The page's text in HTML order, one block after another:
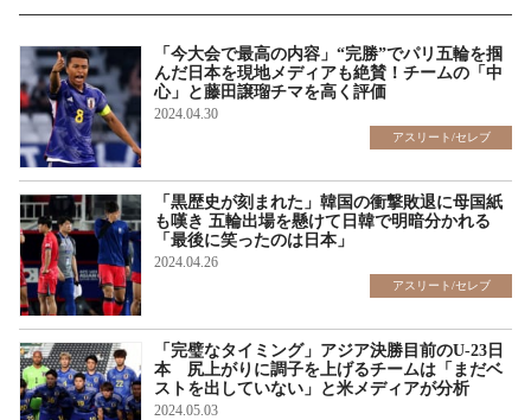
「今大会で最高の内容」“完勝”でパリ五輪を掴
んだ日本を現地メディアも絶賛！チームの「中
心」と藤田譲瑠チマを高く評価
2024.04.30
アスリート/セレブ
「黒歴史が刻まれた」韓国の衝撃敗退に母国紙
も嘆き 五輪出場を懸けて日韓で明暗分かれる
「最後に笑ったのは日本」
2024.04.26
アスリート/セレブ
「完璧なタイミング」アジア決勝目前のU-23日
本 尻上がりに調子を上げるチームは「まだベ
ストを出していない」と米メディアが分析
2024.05.03